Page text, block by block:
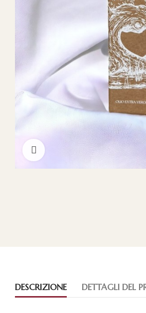
Clicca per ingrandire
DESCRIZIONE DETTAGLI DEL